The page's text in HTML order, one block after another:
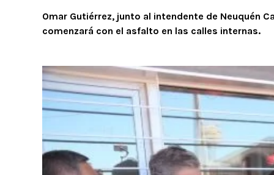
Omar Gutiérrez, junto al intendente de Neuquén
comenzará con el asfalto en las calles internas.